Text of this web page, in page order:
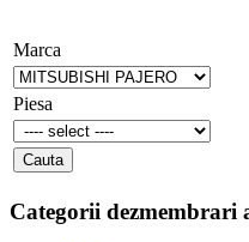
Marca
Piesa
Categorii dezmembrari